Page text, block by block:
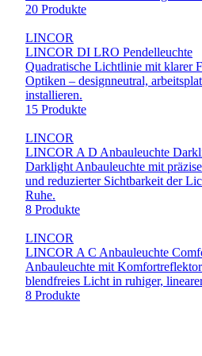
20 Produkte
LINCOR
LINCOR DI LRO Pendelleuchte
Quadratische Lichtlinie mit klarer
Optiken – designneutral,
installieren.
15 Produkte
LINCOR
LINCOR A D Anbauleuchte
Darklight Anbauleuchte mit
und reduzierter Sichtbarkeit der
Ruhe.
8 Produkte
LINCOR
LINCOR A C Anbauleuchte
Anbauleuchte mit
blendfreies Licht in ruhiger,
8 Produkte